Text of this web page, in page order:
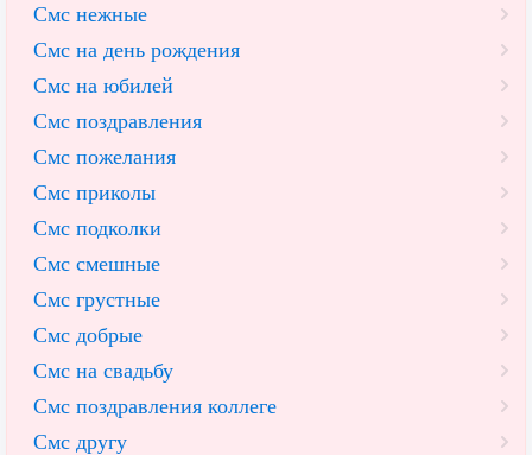
Смс нежные
Смс на день рождения
Смс на юбилей
Смс поздравления
Смс пожелания
Смс приколы
Смс подколки
Смс смешные
Смс грустные
Смс добрые
Смс на свадьбу
Смс поздравления коллеге
Смс другу